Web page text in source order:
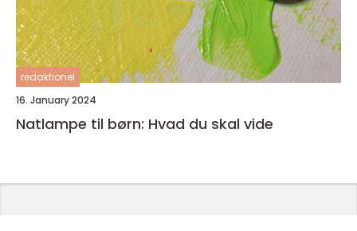
redaktionel
16. January 2024
Natlampe til børn: Hvad du skal vide